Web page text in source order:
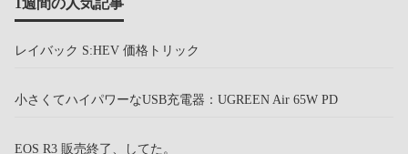
レイバック S:HEV 価格トリック
小さくてハイパワーなUSB充電器：UGREEN Air 65W PD
EOS R3 販売終了、してた。